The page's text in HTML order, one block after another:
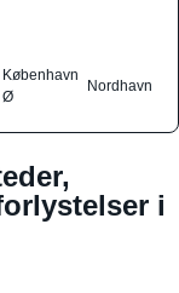
København
Ø
Nordhavn
i